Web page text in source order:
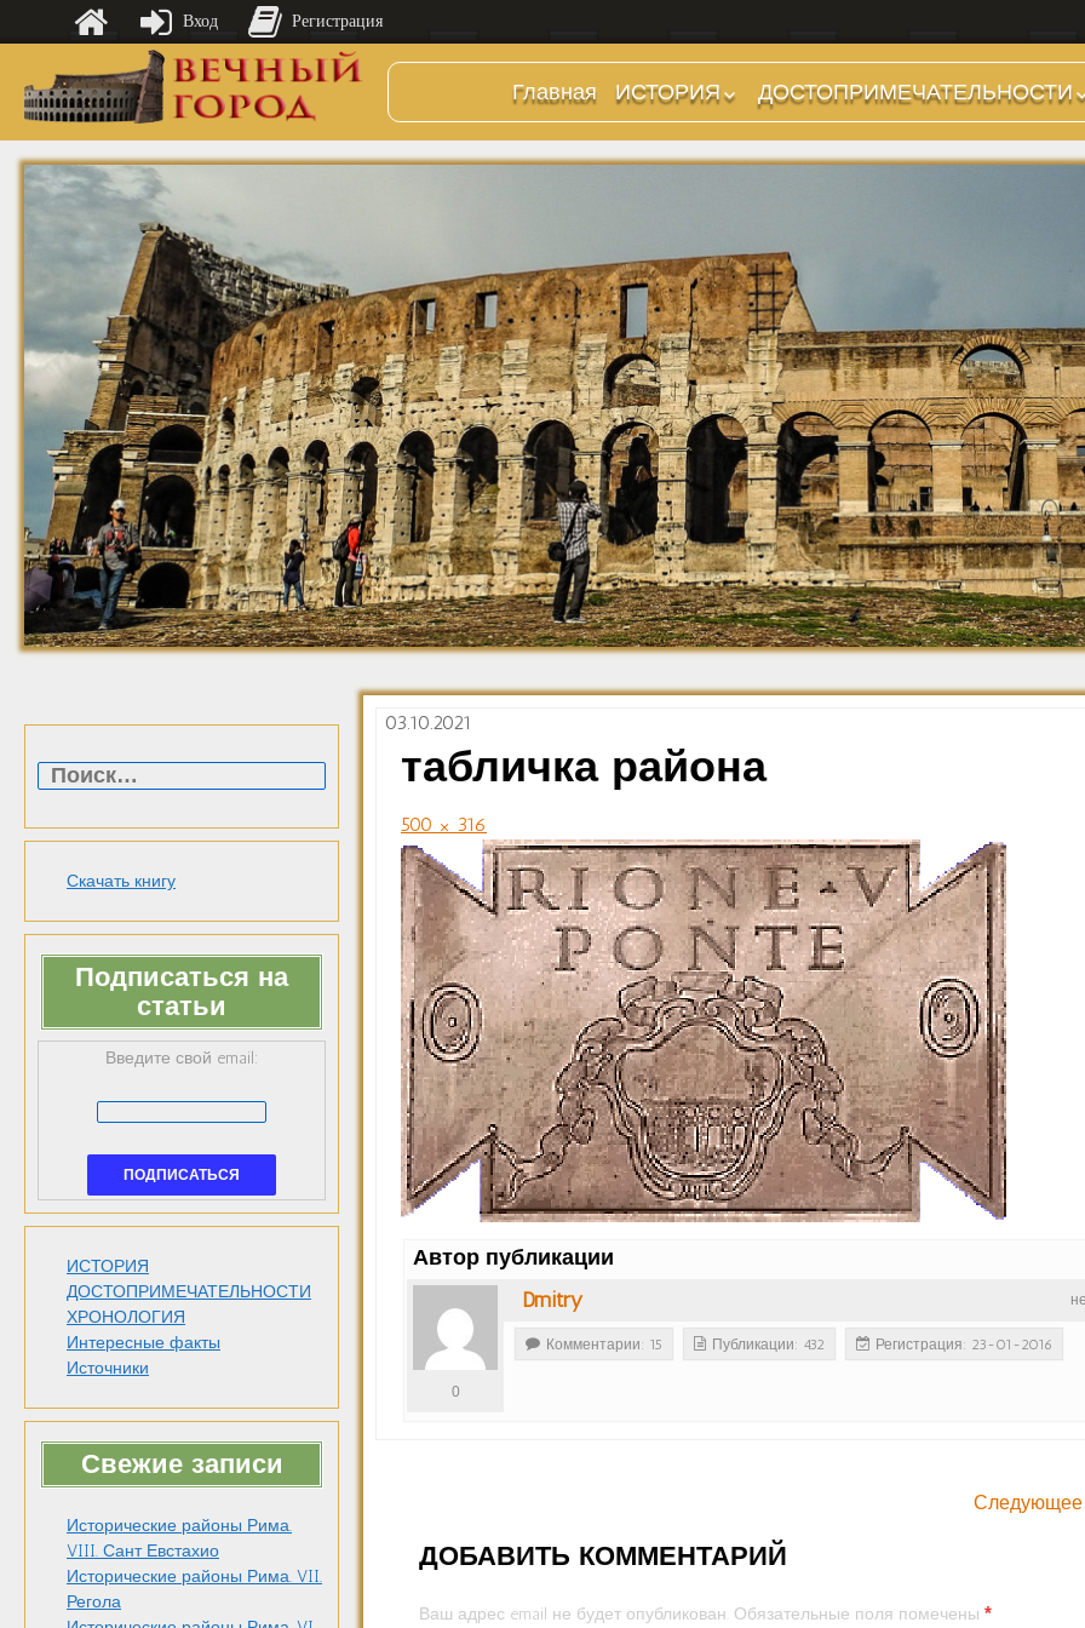
Главная
ИСТОРИЯ
Предыстория
Царский период
(509-265 гг до н.э.)
Поздняя Республика
(264-27 гг до н.э.)
Империя. Принципат
(27 г до н.э. — 284 г
н.э.)
Империя. Доминат
(284-476 гг)
Темные Века. Готы
Темные Века.
Экзархат
Средневековье
Возрождение и
Барокко
ДОСТОПРИМЕЧАТЕЛЬНОСТИ
Холмы и остров.
Районы
Стадионы, Термы
Музеи
Дохристианские
храмы
Христианские храмы,
базилики etc.
Дворцы
Арки, колонны и
обелиски
Фонтаны
Скачать книгу
Подписаться на
статьи
Введите свой email:
ИСТОРИЯ
ДОСТОПРИМЕЧАТЕЛЬНОСТИ
ХРОНОЛОГИЯ
Интересные факты
Источники
Свежие записи
Исторические районы Рима.
VIII. Сант Евстахио
Исторические районы Рима. VII.
Регола
03.10.2021
табличка района
500 × 316
Автор публикации
Dmitry
0
Комментарии: 15 Публикации: 432 Регистрация: 23-01-2016
Следующее
ДОБАВИТЬ КОММЕНТАРИЙ
Ваш адрес email не будет опубликован. Обязательные поля помечены*
Вход Регистрация